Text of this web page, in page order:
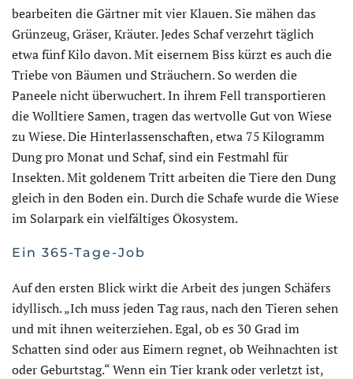
bearbeiten die Gärtner mit vier Klauen. Sie mähen das
Grünzeug, Gräser, Kräuter. Jedes Schaf verzehrt täglich
etwa fünf Kilo davon. Mit eisernem Biss kürzt es auch die
Triebe von Bäumen und Sträuchern. So werden die
Paneele nicht überwuchert. In ihrem Fell transportieren
die Wolltiere Samen, tragen das wertvolle Gut von Wiese
zu Wiese. Die Hinterlassenschaften, etwa 75 Kilogramm
Dung pro Monat und Schaf, sind ein Festmahl für
Insekten. Mit goldenem Tritt arbeiten die Tiere den Dung
gleich in den Boden ein. Durch die Schafe wurde die Wiese
im Solarpark ein vielfältiges Ökosystem.
Ein 365-Tage-Job
Auf den ersten Blick wirkt die Arbeit des jungen Schäfers
idyllisch. „Ich muss jeden Tag raus, nach den Tieren sehen
und mit ihnen weiterziehen. Egal, ob es 30 Grad im
Schatten sind oder aus Eimern regnet, ob Weihnachten ist
oder Geburtstag.“ Wenn ein Tier krank oder verletzt ist,